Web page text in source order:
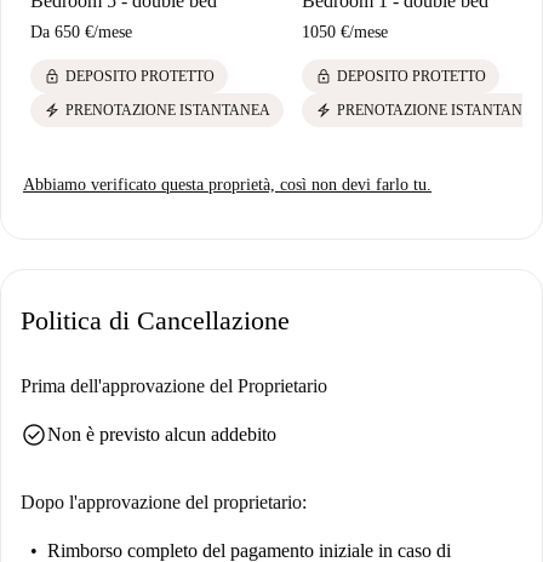
Da 650 €/mese
lock DEPOSITO PROTETTO
electric_bolt PRENOTAZIONE ISTANTANEA
1050 €/mese
lock DEPOSITO PROTETTO
electric_bolt PRENOTAZIONE ISTANTANEA
Abbiamo verificato questa proprietà, così non devi farlo tu.
Politica di Cancellazione
Prima dell'approvazione del Proprietario
check_circleNon è previsto alcun addebito
Dopo l'approvazione del proprietario:
Rimborso completo del pagamento iniziale in caso di